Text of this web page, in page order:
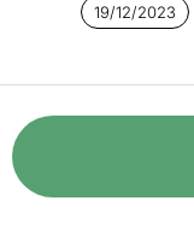
19/12/2023